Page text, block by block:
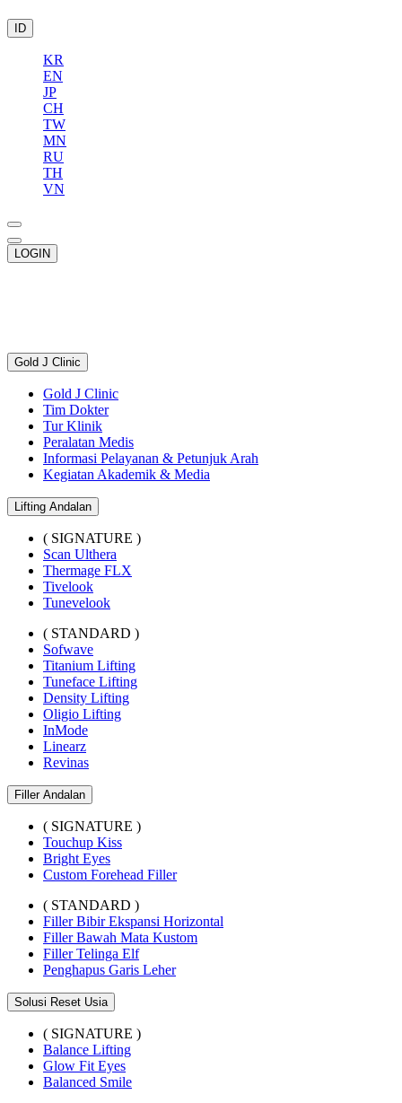
ID
KR
EN
JP
CH
TW
MN
RU
TH
VN
LOGIN
Gold J Clinic
Gold J Clinic
Tim Dokter
Tur Klinik
Peralatan Medis
Informasi Pelayanan & Petunjuk Arah
Kegiatan Akademik & Media
Lifting Andalan
( SIGNATURE )
Scan Ulthera
Thermage FLX
Tivelook
Tunevelook
( STANDARD )
Sofwave
Titanium Lifting
Tuneface Lifting
Density Lifting
Oligio Lifting
InMode
Linearz
Revinas
Filler Andalan
( SIGNATURE )
Touchup Kiss
Bright Eyes
Custom Forehead Filler
( STANDARD )
Filler Bibir Ekspansi Horizontal
Filler Bawah Mata Kustom
Filler Telinga Elf
Penghapus Garis Leher
Solusi Reset Usia
( SIGNATURE )
Balance Lifting
Glow Fit Eyes
Balanced Smile